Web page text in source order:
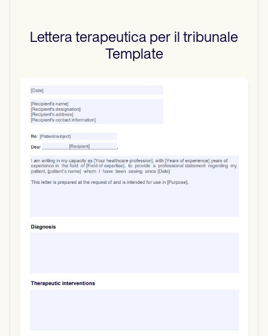
Lettera terapeutica per il tribunale
Template